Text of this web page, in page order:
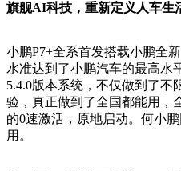
旗舰AI科技，重新定义人车生
小鹏P7+全系首发搭载小鹏全
水准达到了小鹏汽车的最高水
5.4.0版本系统，不仅做到了
验，真正做到了全国都能用，
的0速激活，原地启动。何小
用。